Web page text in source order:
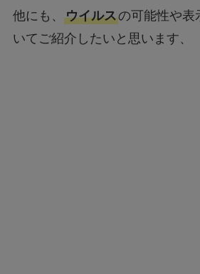
他にも、 ウイルスの可能性や表
いてご紹介したいと思います、